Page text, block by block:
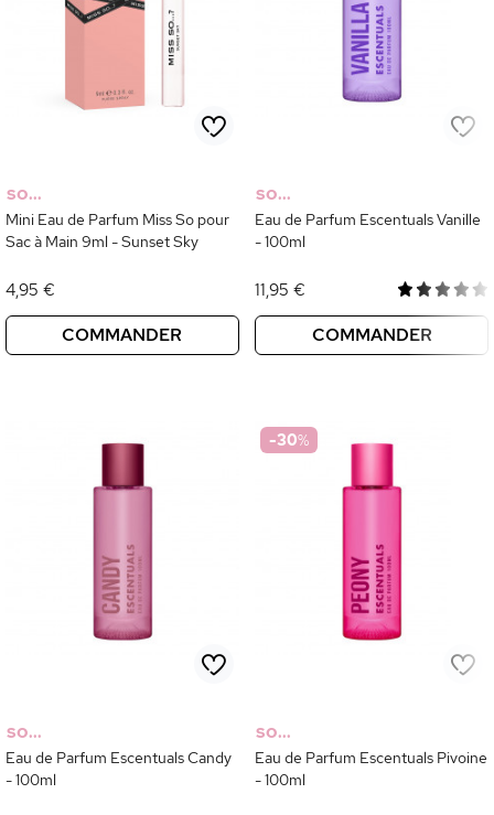
SO...
Mini Eau de Parfum Miss So pour
Sac à Main 9ml - Sunset Sky
4,95 €
COMMANDER
SO...
Eau de Parfum Escentuals Vanille
- 100ml
11,95 €
COMMANDER
SO...
Eau de Parfum Escentuals Candy
- 100ml
-30%
SO...
Eau de Parfum Escentuals Pivoine
- 100ml